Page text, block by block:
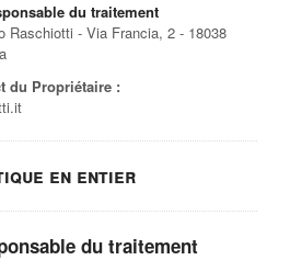
du traitement
Raschiotti - Via Francia, 2 - 18038
du Propriétaire :
en entier
du traitement